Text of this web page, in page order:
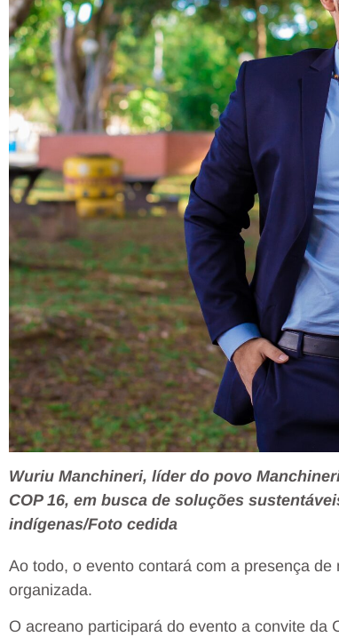
Wuriu Manchineri, líder do povo
COP 16, em busca de soluções
indígenas/Foto cedida
Ao todo, o evento contará com a presença
organizada.
O acreano participará do evento a convite da